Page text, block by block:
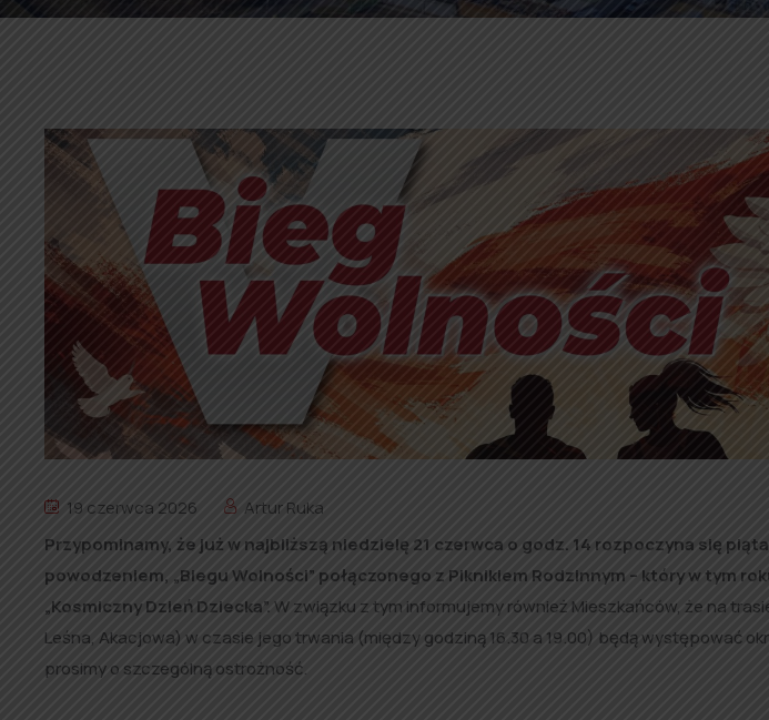
19 czerwca 2026
Artur Ruka
Przypominamy, że już w najbliższą niedzielę 21 czerwca o godz. 14 rozpoczyna się
powodzeniem, „Biegu Wolności” połączonego z Piknikiem Rodzinnym – który w tym
„Kosmiczny Dzień Dziecka”.W związku z tym informujemy również Mieszkańców, że na
Leśna, Akacjowa) w czasie jego trwania (między godziną 16.30 a 19.00) będą występować
prosimy o szczególną ostrożność.